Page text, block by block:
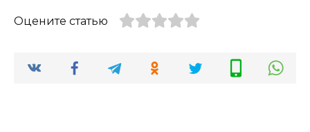
Оцените статью